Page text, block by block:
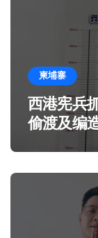
柬埔寨
西港宪兵
偷渡及编